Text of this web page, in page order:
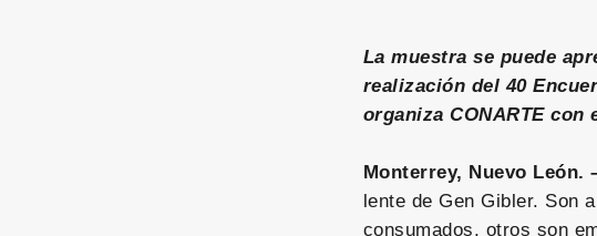
La muestra se puede
realización del 40
organiza CONARTE
Monterrey, Nuevo León.
lente de Gen Gibler. Son
consumados, otros son